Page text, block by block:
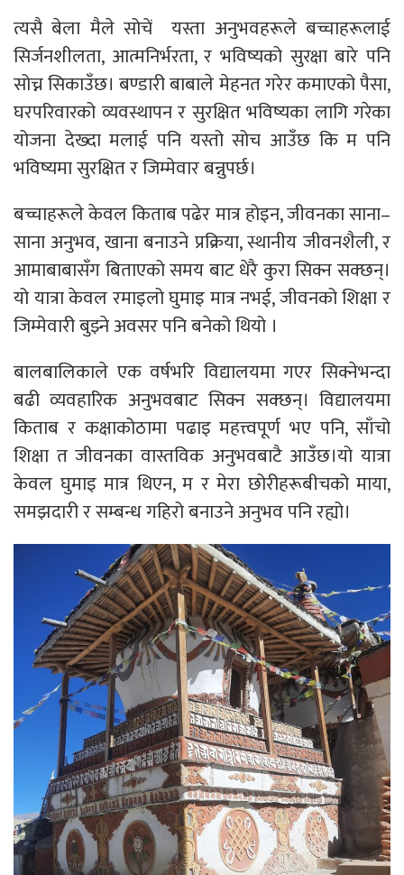
त्यसै बेला मैले सोचें यस्ता अनुभवहरूले बच्चाहरूलाई
सिर्जनशीलता, आत्मनिर्भरता, र भविष्यको सुरक्षा बारे पनि
सोच्न सिकाउँछ। बण्डारी बाबाले मेहनत गरेर कमाएको पैसा,
घरपरिवारको व्यवस्थापन र सुरक्षित भविष्यका लागि गरेका
योजना देख्दा मलाई पनि यस्तो सोच आउँछ कि म पनि
भविष्यमा सुरक्षित र जिम्मेवार बन्नुपर्छ।
बच्चाहरूले केवल किताब पढेर मात्र होइन, जीवनका साना–
साना अनुभव, खाना बनाउने प्रक्रिया, स्थानीय जीवनशैली, र
आमाबाबासँग बिताएको समय बाट धेरै कुरा सिक्न सक्छन्।
यो यात्रा केवल रमाइलो घुमाइ मात्र नभई, जीवनको शिक्षा र
जिम्मेवारी बुझ्ने अवसर पनि बनेको थियो ।
बालबालिकाले एक वर्षभरि विद्यालयमा गएर सिक्नेभन्दा
बढी व्यवहारिक अनुभवबाट सिक्न सक्छन्। विद्यालयमा
किताब र कक्षाकोठामा पढाइ महत्त्वपूर्ण भए पनि, साँचो
शिक्षा त जीवनका वास्तविक अनुभवबाटै आउँछ।यो यात्रा
केवल घुमाइ मात्र थिएन, म र मेरा छोरीहरूबीचको माया,
समझदारी र सम्बन्ध गहिरो बनाउने अनुभव पनि रह्यो।